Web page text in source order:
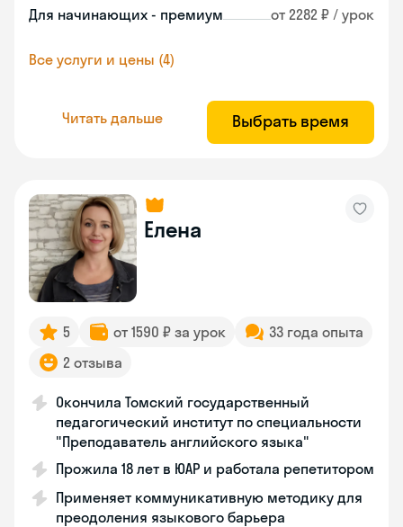
Для начинающих - премиум от 2282 ₽ / урок
Все услуги и цены (4)
Читать дальше Выбрать время
Елена
5 от 1590 ₽ за урок
33 года опыта
2 отзыва
Окончила Томский государственный
педагогический институт по специальности
"Преподаватель английского языка"
Прожила 18 лет в ЮАР и работала репетитором
Применяет коммуникативную методику для
преодоления языкового барьера